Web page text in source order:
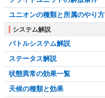
ユニオンの種類と所属のやり方
システム解説
バトルシステム解説
ステータス解説
状態異常の効果一覧
天候の種類と効果